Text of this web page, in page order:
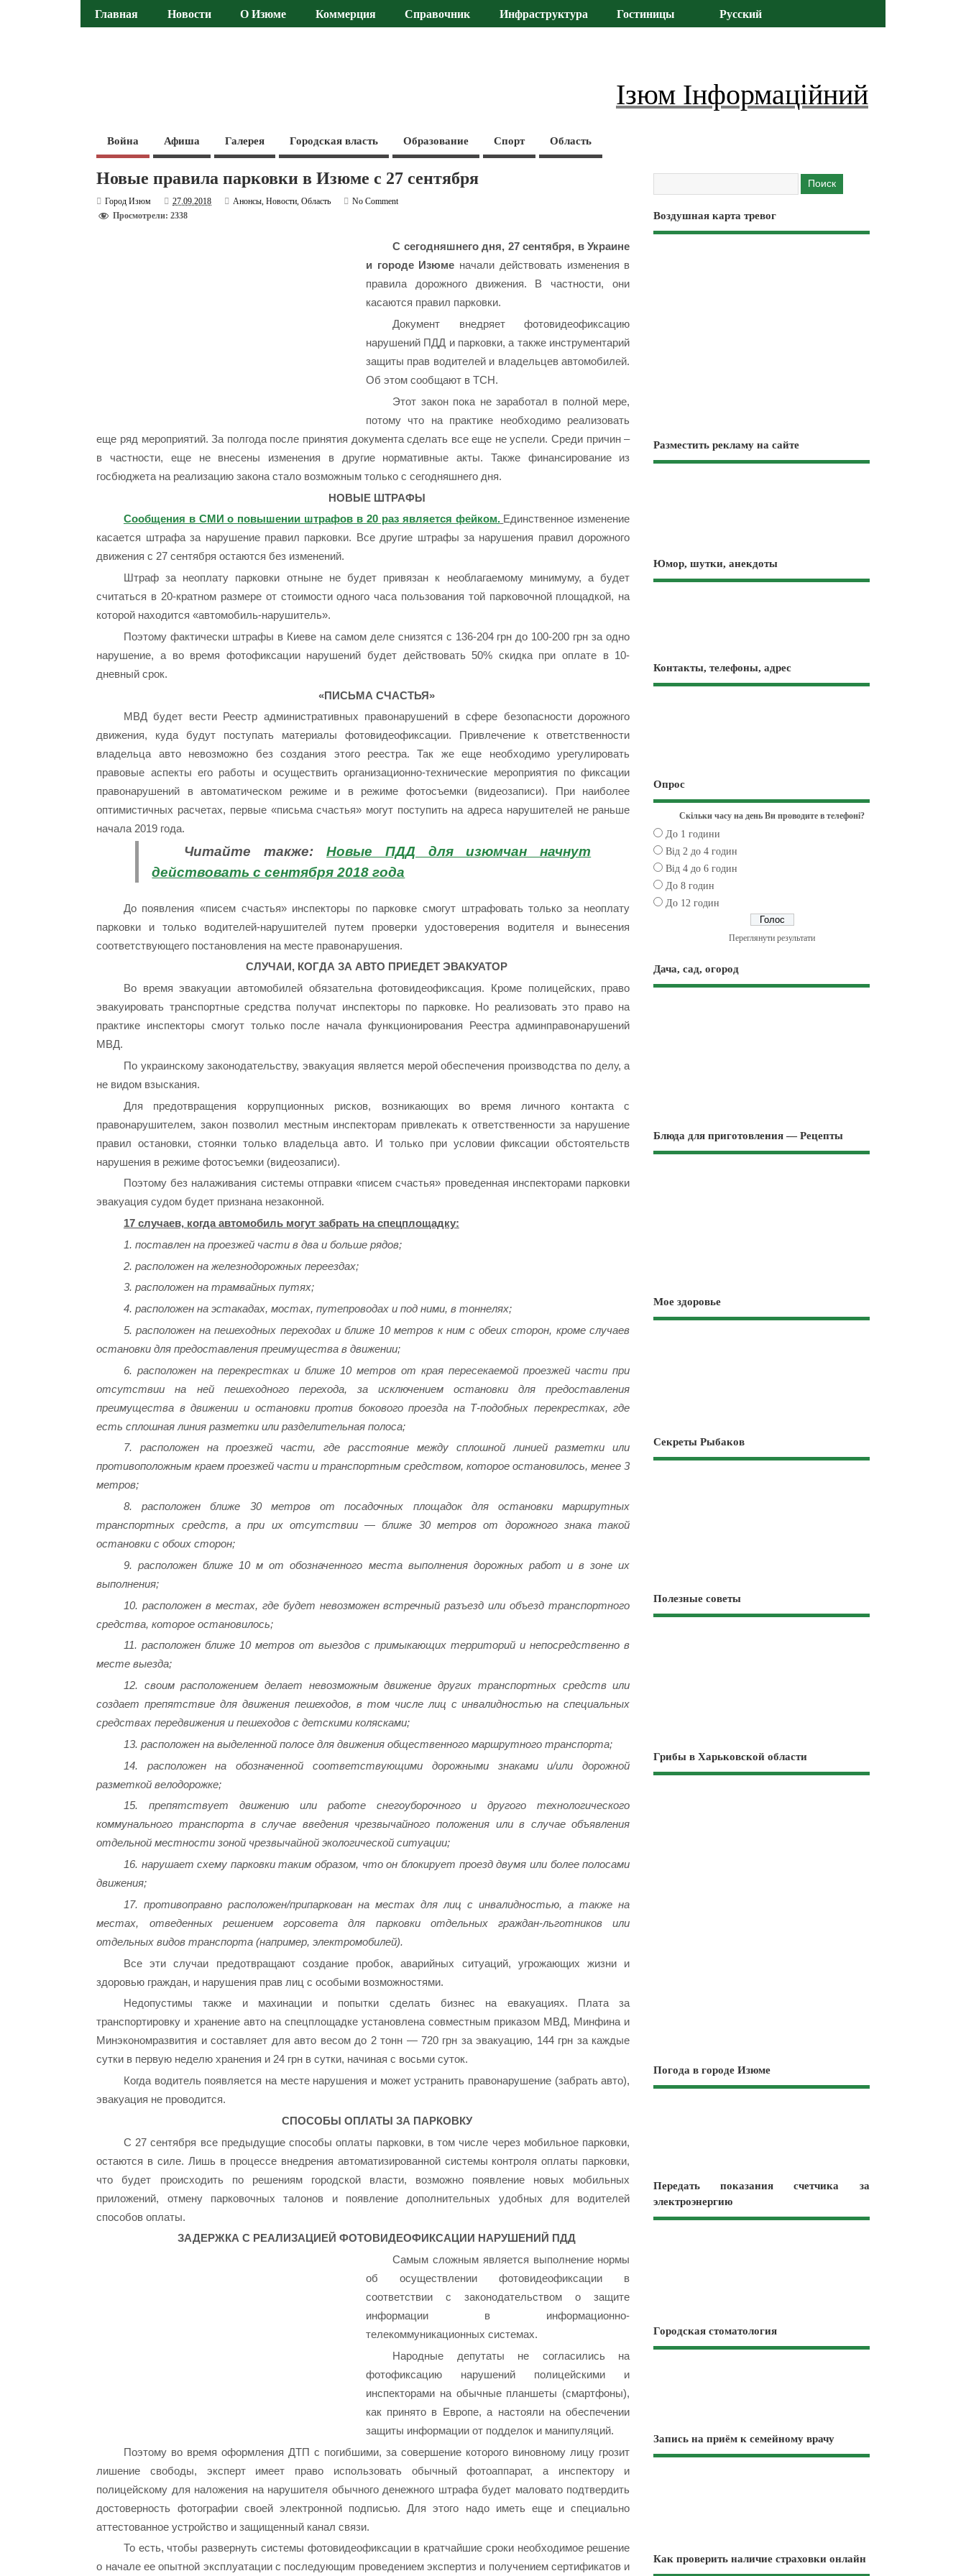
Главная Новости О Изюме Коммерция Справочник Инфраструктура Гостиницы Русский
Ізюм Інформаційний
Война Афиша Галерея Городская власть Образование Спорт Область
Новые правила парковки в Изюме с 27 сентября
Город Изюм 27.09.2018 Анонсы,Новости,Область
No Comment
Просмотрели: 2338
С сегодняшнего дня, 27 сентября, в Украине
и городе Изюме начали действовать изменения в
правила дорожного движения. В частности, они
касаются правил парковки.
Документ внедряет фотовидеофиксацию
нарушений ПДД и парковки, а также инструментарий
защиты прав водителей и владельцев автомобилей.
Об этом сообщают в ТСН.
Этот закон пока не заработал в полной мере,
потому что на практике необходимо реализовать
еще ряд мероприятий. За полгода после принятия документа сделать все еще не успели. Среди причин –
в частности, еще не внесены изменения в другие нормативные акты. Также финансирование из
госбюджета на реализацию закона стало возможным только с сегодняшнего дня.
НОВЫЕ ШТРАФЫ
Сообщения в СМИ о повышении штрафов в 20 раз является фейком. Единственное изменение
касается штрафа за нарушение правил парковки. Все другие штрафы за нарушения правил дорожного
движения с 27 сентября остаются без изменений.
Штраф за неоплату парковки отныне не будет привязан к необлагаемому минимуму, а будет
считаться в 20-кратном размере от стоимости одного часа пользования той парковочной площадкой, на
которой находится «автомобиль-нарушитель».
Поэтому фактически штрафы в Киеве на самом деле снизятся с 136-204 грн до 100-200 грн за одно
нарушение, а во время фотофиксации нарушений будет действовать 50% скидка при оплате в 10-
дневный срок.
«ПИСЬМА СЧАСТЬЯ»
МВД будет вести Реестр административных правонарушений в сфере безопасности дорожного
движения, куда будут поступать материалы фотовидеофиксации. Привлечение к ответственности
владельца авто невозможно без создания этого реестра. Так же еще необходимо урегулировать
правовые аспекты его работы и осуществить организационно-технические мероприятия по фиксации
правонарушений в автоматическом режиме и в режиме фотосъемки (видеозаписи). При наиболее
оптимистичных расчетах, первые «письма счастья» могут поступить на адреса нарушителей не раньше
начала 2019 года.
Читайте также:Новые ПДД для изюмчан начнут
действовать с сентября 2018 года
До появления «писем счастья» инспекторы по парковке смогут штрафовать только за неоплату
парковки и только водителей-нарушителей путем проверки удостоверения водителя и вынесения
соответствующего постановления на месте правонарушения.
СЛУЧАИ, КОГДА ЗА АВТО ПРИЕДЕТ ЭВАКУАТОР
Во время эвакуации автомобилей обязательна фотовидеофиксация. Кроме полицейских, право
эвакуировать транспортные средства получат инспекторы по парковке. Но реализовать это право на
практике инспекторы смогут только после начала функционирования Реестра админправонарушений
МВД.
По украинскому законодательству, эвакуация является мерой обеспечения производства по делу, а
не видом взыскания.
Для предотвращения коррупционных рисков, возникающих во время личного контакта с
правонарушителем, закон позволил местным инспекторам привлекать к ответственности за нарушение
правил остановки, стоянки только владельца авто. И только при условии фиксации обстоятельств
нарушения в режиме фотосъемки (видеозаписи).
Поэтому без налаживания системы отправки «писем счастья» проведенная инспекторами парковки
эвакуация судом будет признана незаконной.
17 случаев, когда автомобиль могут забрать на спецплощадку:
1. поставлен на проезжей части в два и больше рядов;
2. расположен на железнодорожных переездах;
3. расположен на трамвайных путях;
4. расположен на эстакадах, мостах, путепроводах и под ними, в тоннелях;
5. расположен на пешеходных переходах и ближе 10 метров к ним с обеих сторон, кроме случаев
остановки для предоставления преимущества в движении;
6. расположен на перекрестках и ближе 10 метров от края пересекаемой проезжей части при
отсутствии на ней пешеходного перехода, за исключением остановки для предоставления
преимущества в движении и остановки против бокового проезда на Т-подобных перекрестках, где
есть сплошная линия разметки или разделительная полоса;
7. расположен на проезжей части, где расстояние между сплошной линией разметки или
противоположным краем проезжей части и транспортным средством, которое остановилось, менее 3
метров;
8. расположен ближе 30 метров от посадочных площадок для остановки маршрутных
транспортных средств, а при их отсутствии — ближе 30 метров от дорожного знака такой
остановки с обоих сторон;
9. расположен ближе 10 м от обозначенного места выполнения дорожных работ и в зоне их
выполнения;
10. расположен в местах, где будет невозможен встречный разъезд или объезд транспортного
средства, которое остановилось;
11. расположен ближе 10 метров от выездов с примыкающих территорий и непосредственно в
месте выезда;
12. своим расположением делает невозможным движение других транспортных средств или
создает препятствие для движения пешеходов, в том числе лиц с инвалидностью на специальных
средствах передвижения и пешеходов с детскими колясками;
13. расположен на выделенной полосе для движения общественного маршрутного транспорта;
14. расположен на обозначенной соответствующими дорожными знаками и/или дорожной
разметкой велодорожке;
15. препятствует движению или работе снегоуборочного и другого технологического
коммунального транспорта в случае введения чрезвычайного положения или в случае объявления
отдельной местности зоной чрезвычайной экологической ситуации;
16. нарушает схему парковки таким образом, что он блокирует проезд двумя или более полосами
движения;
17. противоправно расположен/припаркован на местах для лиц с инвалидностью, а также на
местах, отведенных решением горсовета для парковки отдельных граждан-льготников или
отдельных видов транспорта (например, электромобилей).
Все эти случаи предотвращают создание пробок, аварийных ситуаций, угрожающих жизни и
здоровью граждан, и нарушения прав лиц с особыми возможностями.
Недопустимы также и махинации и попытки сделать бизнес на евакуациях. Плата за
транспортировку и хранение авто на спецплощадке установлена совместным приказом МВД, Минфина и
Минэкономразвития и составляет для авто весом до 2 тонн — 720 грн за эвакуацию, 144 грн за каждые
сутки в первую неделю хранения и 24 грн в сутки, начиная с восьми суток.
Когда водитель появляется на месте нарушения и может устранить правонарушение (забрать авто),
эвакуация не проводится.
СПОСОБЫ ОПЛАТЫ ЗА ПАРКОВКУ
С 27 сентября все предыдущие способы оплаты парковки, в том числе через мобильное парковки,
остаются в силе. Лишь в процессе внедрения автоматизированной системы контроля оплаты парковки,
что будет происходить по решениям городской власти, возможно появление новых мобильных
приложений, отмену парковочных талонов и появление дополнительных удобных для водителей
способов оплаты.
ЗАДЕРЖКА С РЕАЛИЗАЦИЕЙ ФОТОВИДЕОФИКСАЦИИ НАРУШЕНИЙ ПДД
Самым сложным является выполнение нормы
об осуществлении фотовидеофиксации в
соответствии с законодательством о защите
информации в информационно-
телекоммуникационных системах.
Народные депутаты не согласились на
фотофиксацию нарушений полицейскими и
инспекторами на обычные планшеты (смартфоны),
как принято в Европе, а настояли на обеспечении
защиты информации от подделок и манипуляций.
Поэтому во время оформления ДТП с погибшими, за совершение которого виновному лицу грозит
лишение свободы, эксперт имеет право использовать обычный фотоаппарат, а инспектору и
полицейскому для наложения на нарушителя обычного денежного штрафа будет маловато подтвердить
достоверность фотографии своей электронной подписью. Для этого надо иметь еще и специально
аттестованное устройство и защищенный канал связи.
То есть, чтобы развернуть системы фотовидеофиксации в кратчайшие сроки необходимое решение
о начале ее опытной эксплуатации с последующим проведением экспертиз и получением сертификатов и
Воздушная карта тревог
Разместить рекламу на сайте
Юмор, шутки, анекдоты
Контакты, телефоны, адрес
Опрос
Скільки часу на день Ви проводите в телефоні?
До 1 години
Від 2 до 4 годин
Від 4 до 6 годин
До 8 годин
До 12 годин
Переглянути результати
Дача, сад, огород
Блюда для приготовления — Рецепты
Мое здоровье
Секреты Рыбаков
Полезные советы
Грибы в Харьковской области
Погода в городе Изюме
Передать показания счетчика за
электроэнергию
Городская стоматология
Запись на приём к семейному врачу
Как проверить наличие страховки онлайн